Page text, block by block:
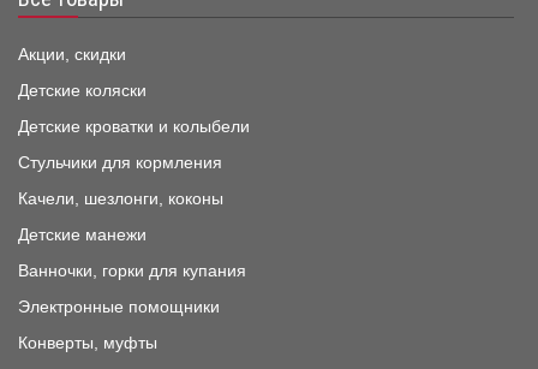
Акции, скидки
Детские коляски
Детские кроватки и колыбели
Стульчики для кормления
Качели, шезлонги, коконы
Детские манежи
Ванночки, горки для купания
Электронные помощники
Конверты, муфты